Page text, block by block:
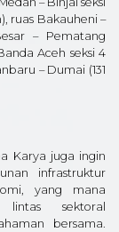
ruas Bakauheni –
– Pematang
Aceh seksi 4
– Dumai (131
Karya juga ingin
infrastruktur
yang mana
sektoral
bersama.